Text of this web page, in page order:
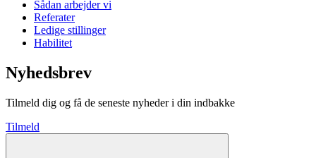
Sådan arbejder vi
Referater
Ledige stillinger
Habilitet
Nyhedsbrev
Tilmeld dig og få de seneste nyheder i din indbakke
Tilmeld